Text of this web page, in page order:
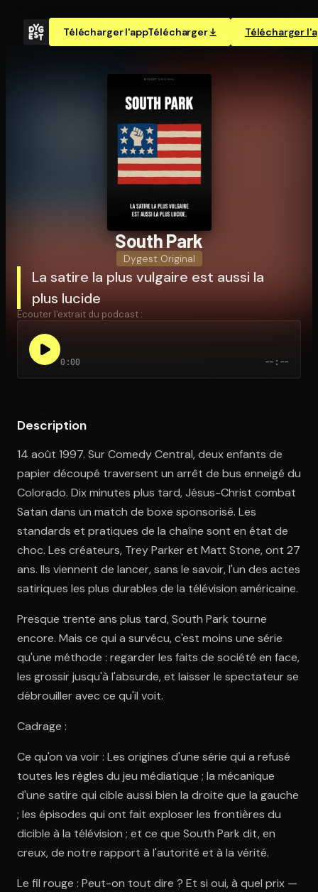
Télécharger l'appTélécharger Télécharger
Ouvre l'app Appareil photo, pointe sur le code. C'est gratuit à
South Park
Dygest Original
La satire la plus vulgaire est aussi la
plus lucide
Écouter l'extrait du podcast :
0:00 --:--
Description
14 août 1997. Sur Comedy Central, deux enfants de
papier découpé traversent un arrêt de bus enneigé du
Colorado. Dix minutes plus tard, Jésus-Christ combat
Satan dans un match de boxe sponsorisé. Les
standards et pratiques de la chaîne sont en état de
choc. Les créateurs, Trey Parker et Matt Stone, ont 27
ans. Ils viennent de lancer, sans le savoir, l'un des actes
satiriques les plus durables de la télévision américaine.
Presque trente ans plus tard, South Park tourne
encore. Mais ce qui a survécu, c'est moins une série
qu'une méthode : regarder les faits de société en face,
les grossir jusqu'à l'absurde, et laisser le spectateur se
débrouiller avec ce qu'il voit.
Cadrage :
Ce qu'on va voir : Les origines d'une série qui a refusé
toutes les règles du jeu médiatique ; la mécanique
d'une satire qui cible aussi bien la droite que la gauche
; les épisodes qui ont fait exploser les frontières du
dicible à la télévision ; et ce que South Park dit, en
creux, de notre rapport à l'autorité et à la vérité.
Le fil rouge : Peut-on tout dire ? Et si oui, à quel prix —